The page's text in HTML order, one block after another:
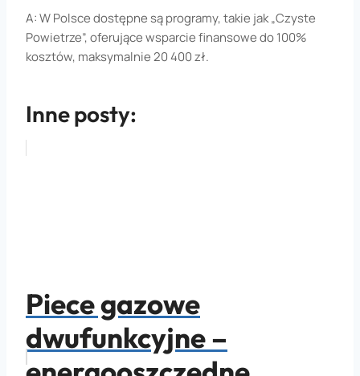
A: W Polsce dostępne są programy, takie jak „Czyste
Powietrze”, oferujące wsparcie finansowe do 100%
kosztów, maksymalnie 20 400 zł.
Inne posty:
Piece gazowe
dwufunkcyjne –